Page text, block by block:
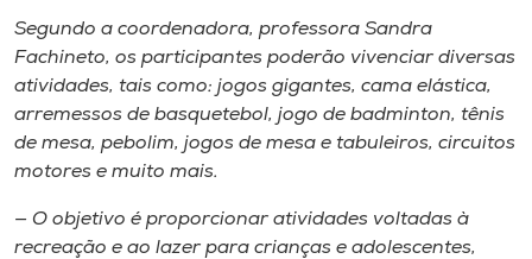
o idioma
Segundo a coordenadora, professora Sandra
Fachineto, os participantes poderão vivenciar diversas
atividades, tais como: jogos gigantes, cama elástica,
arremessos de basquetebol, jogo de badminton, tênis
de mesa, pebolim, jogos de mesa e tabuleiros, circuitos
motores e muito mais.
— O objetivo é proporcionar atividades voltadas à
recreação e ao lazer para crianças e adolescentes,